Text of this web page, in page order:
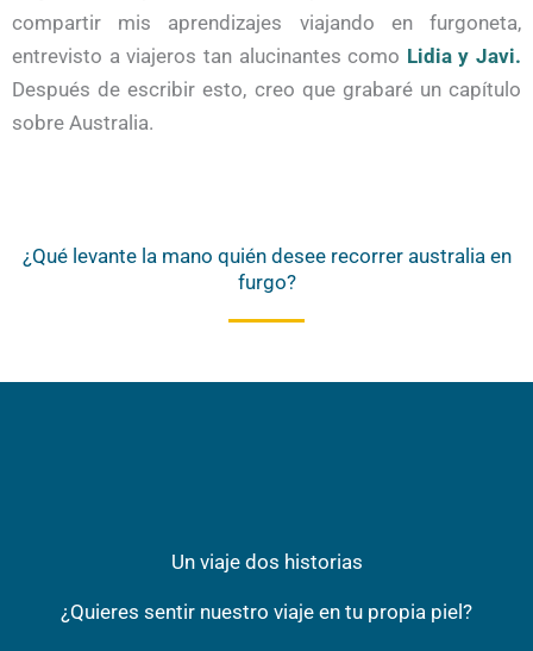
compartir mis aprendizajes viajando en furgoneta,
entrevisto a viajeros tan alucinantes como Lidia y Javi.
Después de escribir esto, creo que grabaré un capítulo
sobre Australia.
¿Qué levante la mano quién desee recorrer australia en
furgo?
Un viaje dos historias
¿Quieres sentir nuestro viaje en tu propia piel?